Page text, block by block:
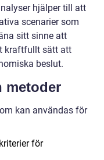
hjälper till att
scenarier som
sitt sinne att
kraftfullt sätt att
beslut.
metoder
kan användas för
för